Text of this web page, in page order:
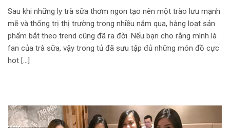
Sau khi những ly trà sữa thơm ngon tạo nên một trào lưu mạnh
mẽ và thống trị thị trường trong nhiều năm qua, hàng loạt sản
phẩm bắt theo trend cũng đã ra đời. Nếu bạn cho rằng mình là
fan của trà sữa, vậy trong tủ đã sưu tập đủ những món đồ cực
hot […]